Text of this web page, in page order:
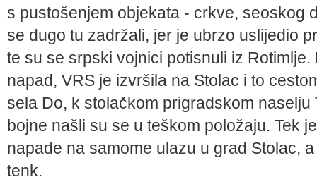
s pustošenjem objekata - crkve, seoskog
se dugo tu zadržali, jer je ubrzo uslijedio
te su se srpski vojnici potisnuli iz
napad, VRS je izvršila na Stolac i to
sela Do, k stolačkom prigradskom naselju
bojne našli su se u teškom položaju. Tek
napade na samome ulazu u grad Stolac,
tenk.